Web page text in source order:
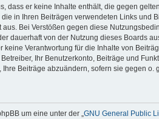
dass er keine Inhalte enthält, die gegen
in Ihren Beiträgen verwendeten Links und
Bei Verstößen gegen diese
dauerhaft von der Nutzung dieses Boards
Verantwortung für die Inhalte von
Ihr Benutzerkonto, Beiträge und
Beiträge abzuändern, sofern sie gegen
um eine unter der „GNU General Public